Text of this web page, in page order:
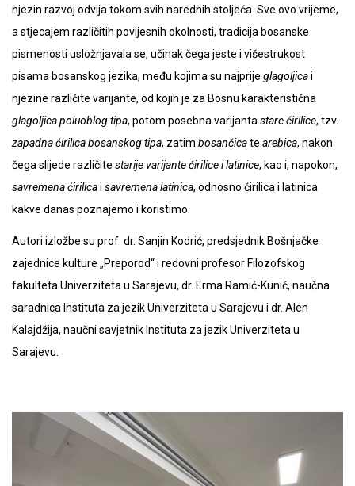
njezin razvoj odvija tokom svih narednih stoljeća. Sve ovo vrijeme,
a stjecajem različitih povijesnih okolnosti, tradicija bosanske
pismenosti usložnjavala se, učinak čega jeste i višestrukost
pisama bosanskog jezika, među kojima su najprije glagoljicai
njezine različite varijante, od kojih je za Bosnu karakteristična
glagoljica poluoblog tipa, potom posebna varijantastare ćirilice, tzv.
zapadna ćirilica bosanskog tipa, zatim bosančicate arebica, nakon
čega slijede različite starije varijante ćirilice i latinice, kao i, napokon,
savremena ćirilicai savremena latinica, odnosno ćirilica i latinica
kakve danas poznajemo i koristimo.
Autori izložbe su prof. dr. Sanjin Kodrić, predsjednik Bošnjačke
zajednice kulture „Preporod“ i redovni profesor Filozofskog
fakulteta Univerziteta u Sarajevu, dr. Erma Ramić-Kunić, naučna
saradnica Instituta za jezik Univerziteta u Sarajevu i dr. Alen
Kalajdžija, naučni savjetnik Instituta za jezik Univerziteta u
Sarajevu.